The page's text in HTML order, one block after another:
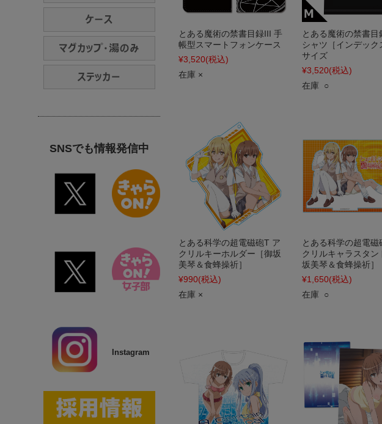
とある魔術の禁書目録III 手
帳型スマートフォンケース
¥3,520(税込)
在庫 ×
とある魔術の禁書目
シャツ［インデック
サイズ
¥3,520(税込)
在庫 ○
とある科学の超電磁砲T ア
クリルキーホルダー［御坂
美琴＆食蜂操祈］
¥990(税込)
在庫 ×
とある科学の超電磁
クリルキャラスタン
坂美琴＆食蜂操祈］
¥1,650(税込)
在庫 ○
SNSでも情報発信中
Instagram